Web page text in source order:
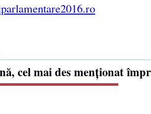
cel mai des menționat